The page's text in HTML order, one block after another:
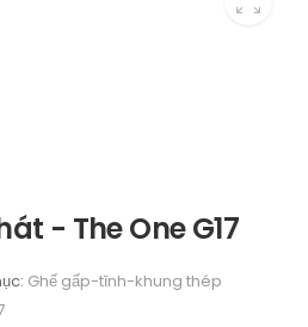
- The One G17
Ghế gấp-tĩnh-khung thép